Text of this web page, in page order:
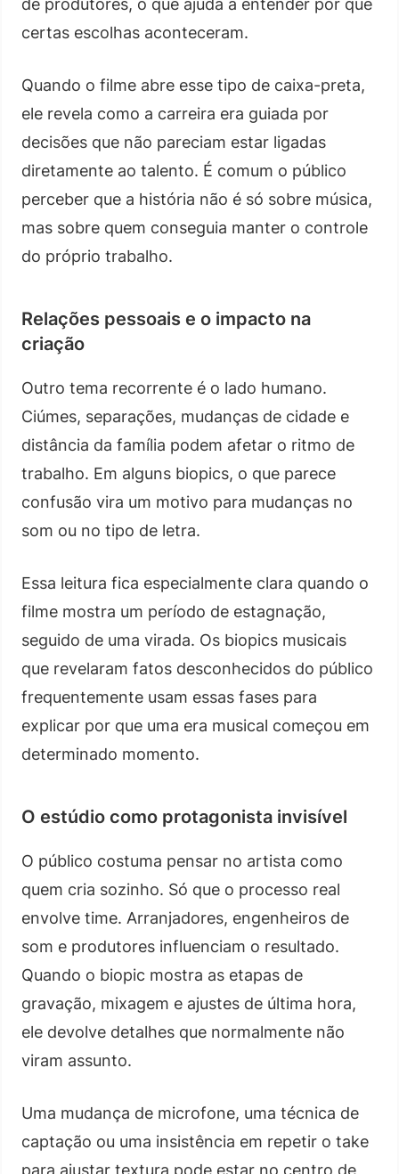
de produtores, o que ajuda a entender por que
certas escolhas aconteceram.
Quando o filme abre esse tipo de caixa-preta,
ele revela como a carreira era guiada por
decisões que não pareciam estar ligadas
diretamente ao talento. É comum o público
perceber que a história não é só sobre música,
mas sobre quem conseguia manter o controle
do próprio trabalho.
Relações pessoais e o impacto na
criação
Outro tema recorrente é o lado humano.
Ciúmes, separações, mudanças de cidade e
distância da família podem afetar o ritmo de
trabalho. Em alguns biopics, o que parece
confusão vira um motivo para mudanças no
som ou no tipo de letra.
Essa leitura fica especialmente clara quando o
filme mostra um período de estagnação,
seguido de uma virada. Os biopics musicais
que revelaram fatos desconhecidos do público
frequentemente usam essas fases para
explicar por que uma era musical começou em
determinado momento.
O estúdio como protagonista invisível
O público costuma pensar no artista como
quem cria sozinho. Só que o processo real
envolve time. Arranjadores, engenheiros de
som e produtores influenciam o resultado.
Quando o biopic mostra as etapas de
gravação, mixagem e ajustes de última hora,
ele devolve detalhes que normalmente não
viram assunto.
Uma mudança de microfone, uma técnica de
captação ou uma insistência em repetir o take
para ajustar textura pode estar no centro de